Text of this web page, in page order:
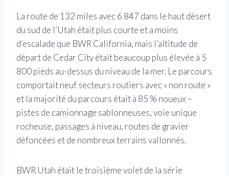
La route de 132 miles avec 6 847 dans le haut désert
du sud de l’Utah était plus courte et a moins
d’escalade que BWR California, mais l’altitude de
départ de Cedar City était beaucoup plus élevée à 5
800 pieds au-dessus du niveau de la mer. Le parcours
comportait neuf secteurs routiers avec « non route »
et la majorité du parcours était à 85 % noueux –
pistes de camionnage sablonneuses, voie unique
rocheuse, passages à niveau, routes de gravier
défoncées et de nombreux terrains vallonnés.
BWR Utah était le troisième volet de la série